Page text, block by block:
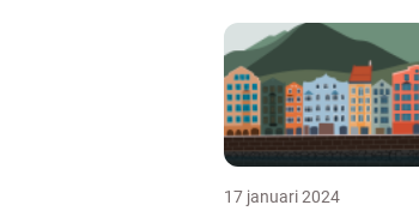
17 januari 2024